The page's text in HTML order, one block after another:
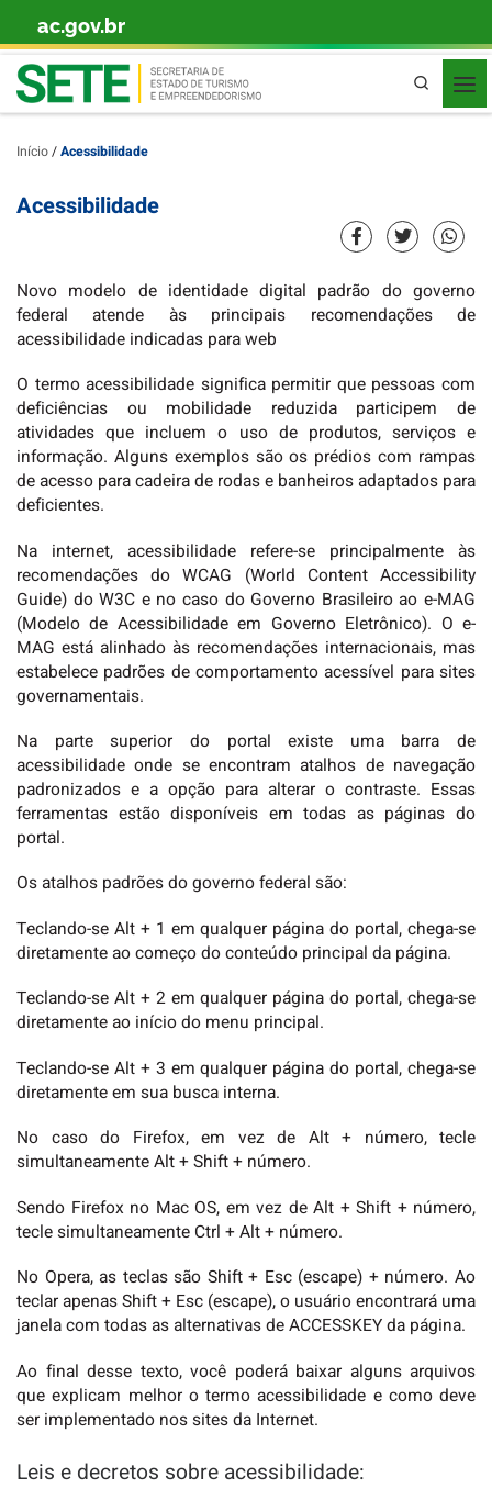
Skip to content
ac.gov.br
Pesquisa
Início/Acessibilidade
Acessibilidade
Novo modelo de identidade digital padrão do governo
federal atende às principais recomendações de
acessibilidade indicadas para web
O termo acessibilidade significa permitir que pessoas com
deficiências ou mobilidade reduzida participem de
atividades que incluem o uso de produtos, serviços e
informação. Alguns exemplos são os prédios com rampas
de acesso para cadeira de rodas e banheiros adaptados para
deficientes.
Na internet, acessibilidade refere-se principalmente às
recomendações do WCAG (World Content Accessibility
Guide) do W3C e no caso do Governo Brasileiro ao e-MAG
(Modelo de Acessibilidade em Governo Eletrônico). O e-
MAG está alinhado às recomendações internacionais, mas
estabelece padrões de comportamento acessível para sites
governamentais.
Na parte superior do portal existe uma barra de
acessibilidade onde se encontram atalhos de navegação
padronizados e a opção para alterar o contraste. Essas
ferramentas estão disponíveis em todas as páginas do
portal.
Os atalhos padrões do governo federal são:
Teclando-se Alt + 1 em qualquer página do portal, chega-se
diretamente ao começo do conteúdo principal da página.
Teclando-se Alt + 2 em qualquer página do portal, chega-se
diretamente ao início do menu principal.
Teclando-se Alt + 3 em qualquer página do portal, chega-se
diretamente em sua busca interna.
No caso do Firefox, em vez de Alt + número, tecle
simultaneamente Alt + Shift + número.
Sendo Firefox no Mac OS, em vez de Alt + Shift + número,
tecle simultaneamente Ctrl + Alt + número.
No Opera, as teclas são Shift + Esc (escape) + número. Ao
teclar apenas Shift + Esc (escape), o usuário encontrará uma
janela com todas as alternativas de ACCESSKEY da página.
Ao final desse texto, você poderá baixar alguns arquivos
que explicam melhor o termo acessibilidade e como deve
ser implementado nos sites da Internet.
Leis e decretos sobre acessibilidade: